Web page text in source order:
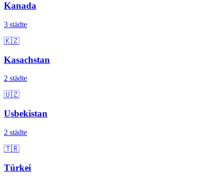
Kanada
3 städte
🇰🇿
Kasachstan
2 städte
🇺🇿
Usbekistan
2 städte
🇹🇷
Türkei